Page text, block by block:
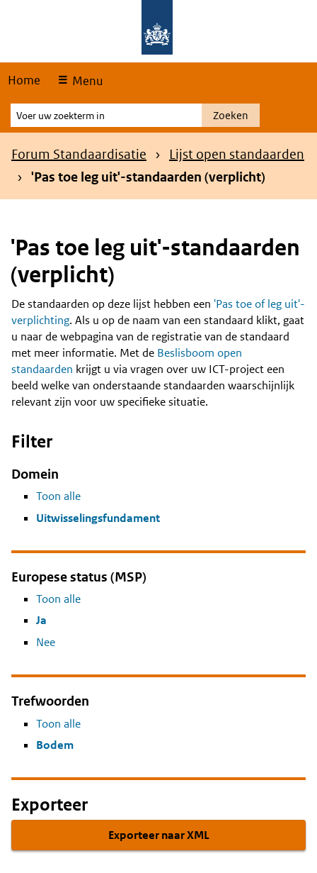
Home Menu
Voer
uw
zoekterm
Zoeken
Kruimelpad
Forum Standaardisatie
Lijst open standaarden
'Pas toe leg uit'-standaarden (verplicht)
'Pas toe leg uit'-standaarden
(verplicht)
Content
De standaarden op deze lijst hebben een 'Pas toe of leg uit'-
verplichting. Als u op de naam van een standaard klikt, gaat
u naar de webpagina van de registratie van de standaard
met meer informatie. Met de Beslisboom open
standaarden krijgt u via vragen over uw ICT-project een
beeld welke van onderstaande standaarden waarschijnlijk
relevant zijn voor uw specifieke situatie.
Filter
Domein
Toon alle
Uitwisselingsfundament
Europese status (MSP)
Toon alle
Ja
Nee
Trefwoorden
Toon alle
Bodem
Exporteer
Exporteer naar XML